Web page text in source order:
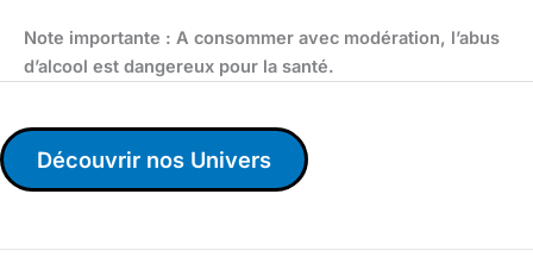
Note importante : A consommer avec modération, l’abus
d’alcool est dangereux pour la santé.
Découvrir nos Univers